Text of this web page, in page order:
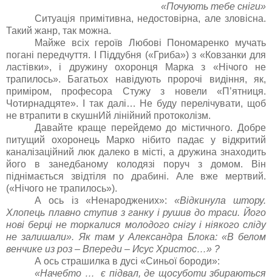
«Почують тебе сніги»
Ситуація примітивна, недостовірна, але зловісна.
Такий жанр, так можна.
Майже всіх героїв Любові Пономаренко мучать
погані передчуття. І Піддубня («Гриба») з «Ковзанки для
ластівки», і дружину охоронця Марка з «Нічого не
трапилось». Багатьох навідують пророчі видіння, як,
приміром, професора Стужу з новели «П’ятниця.
Чотирнадцяте». І так далі… Не буду перелічувати, щоб
не втрапити в скушнИй лінійний протоколізм.
Давайте краще перейдемо до містичного. Добре
питущий охоронець Марко нібито падає у відкритий
каналізаційний люк далеко в місті, а дружина знаходить
його в занедбаному колодязі поруч з домом. Він
піднімається звідтіля по драбині. Але вже мертвий.
(«Нічого не трапилось»).
А ось із «Ненароджених»: «Відкинула штору.
Хлопець плавно ступив з ганку і рушив до траси. Його
нові берці не торкалися молодого снігу і ніякого сліду
не залишали». Як там у Александра Блока: «В белом
венчике из роз – Впереди – Исус Христос…» ?
А ось страшилка в дусі «Синьої бороди»:
«Начебто … є підвал, де щосуботи збираються